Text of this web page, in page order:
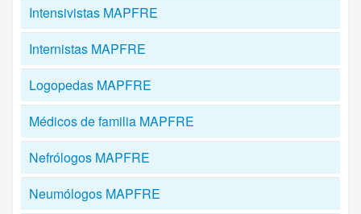
Intensivistas MAPFRE
Internistas MAPFRE
Logopedas MAPFRE
Médicos de familia MAPFRE
Nefrólogos MAPFRE
Neumólogos MAPFRE